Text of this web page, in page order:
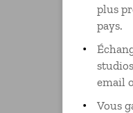
plus
pays.
email
Vous